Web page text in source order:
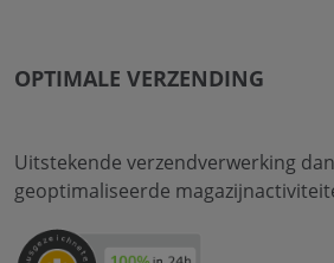
OPTIMALE VERZENDING
Uitstekende verzendverwerking
geoptimaliseerde